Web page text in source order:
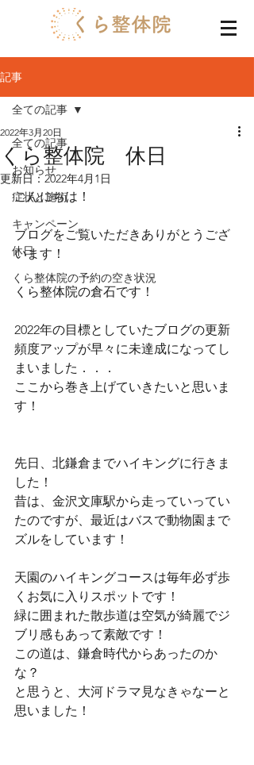
記事
全ての記事
お知らせ
症状と施術
キャンペーン
休日
くら整体院の予約の空き状況
全ての記事
くら整体院 休日
2022年3月20日
更新日：2022年4月1日
こんにちは！
ブログをご覧いただきありがとうござ
います！
くら整体院の倉石です！
2022年の目標としていたブログの更新
頻度アップが早々に未達成になってし
まいました．．．
ここから巻き上げていきたいと思いま
す！
先日、北鎌倉までハイキングに行きま
した！
昔は、金沢文庫駅から走っていってい
たのですが、最近はバスで動物園まで
ズルをしています！
天園のハイキングコースは毎年必ず歩
くお気に入りスポットです！
緑に囲まれた散歩道は空気が綺麗でジ
ブリ感もあって素敵です！
この道は、鎌倉時代からあったのか
な？
と思うと、大河ドラマ見なきゃなーと
思いました！